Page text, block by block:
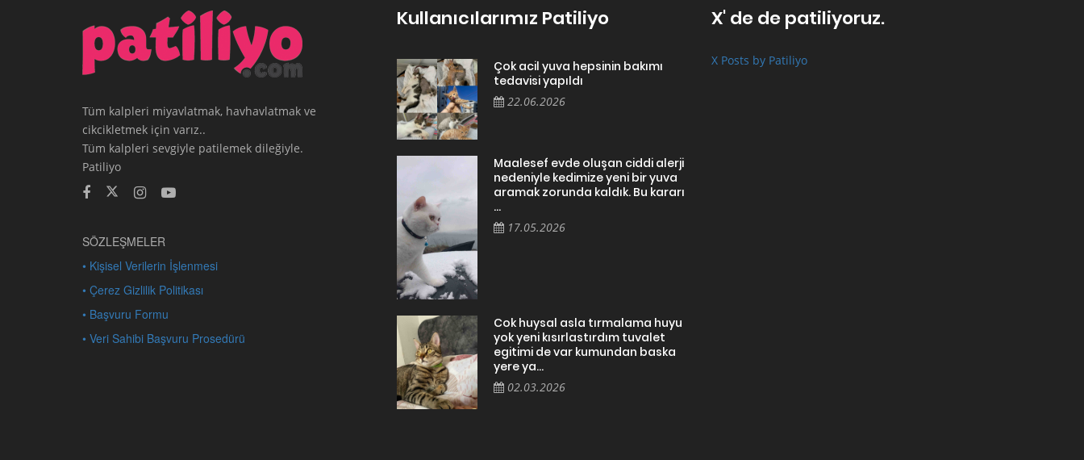
Tüm kalpleri miyavlatmak, havhavlatmak ve
cikcikletmek için varız..
Tüm kalpleri sevgiyle patilemek dileğiyle.
Patiliyo
SÖZLEŞMELER
• Kişisel Verilerin İşlenmesi
• Çerez Gizlilik Politikası
• Başvuru Formu
• Veri Sahibi Başvuru Prosedürü
Kullanıcılarımız Patiliyo
Çok acil yuva hepsinin bakımı
tedavisi yapıldı
22.06.2026
Maalesef evde oluşan ciddi alerji
nedeniyle kedimize yeni bir yuva
aramak zorunda kaldık. Bu kararı
...
17.05.2026
Cok huysal asla tırmalama huyu
yok yeni kısırlastırdım tuvalet
egitimi de var kumundan baska
yere ya...
02.03.2026
X' de de patiliyoruz.
X Posts by Patiliyo